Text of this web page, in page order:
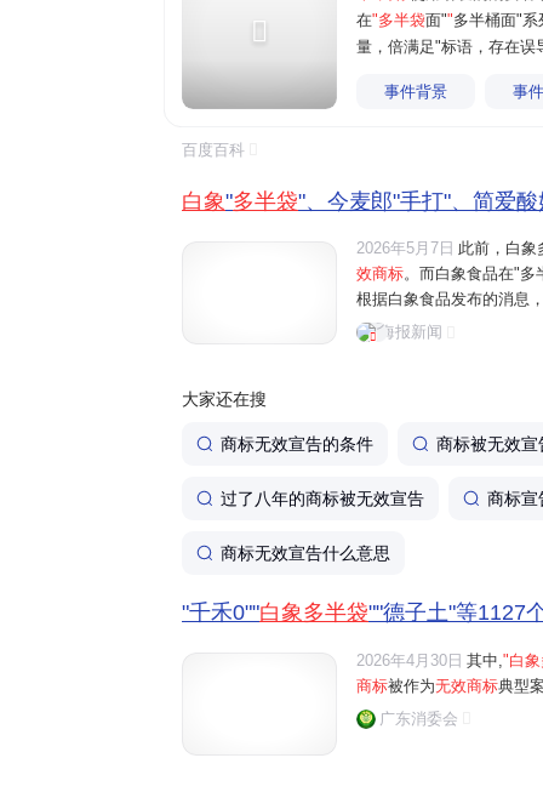
在"多半袋面""多半桶面"
量，倍满足"标语，存在误
事件背景 事
百度百科
白象"多半袋"、今麦郎"手打"、简爱
2026年5月7日 此前，白象
效商标。而白象食品在"多
根据白象食品发布的消息
一半"系列产品更名为"面
海报新闻
大家还在搜
商标无效宣告的条件 商标被无效宣
过了八年的商标被无效宣告 商标宣
商标无效宣告什么意思
"千禾0""白象多半袋""德子土"等1127
2026年4月30日 其中, "白
商标被作为无效商标典型
广东消委会